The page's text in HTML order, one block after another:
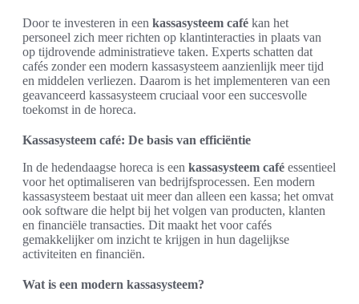
Door te investeren in een kassasysteem café kan het
personeel zich meer richten op klantinteracties in plaats van
op tijdrovende administratieve taken. Experts schatten dat
cafés zonder een modern kassasysteem aanzienlijk meer tijd
en middelen verliezen. Daarom is het implementeren van een
geavanceerd kassasysteem cruciaal voor een succesvolle
toekomst in de horeca.
Kassasysteem café: De basis van efficiëntie
In de hedendaagse horeca is een kassasysteem café essentieel
voor het optimaliseren van bedrijfsprocessen. Een modern
kassasysteem bestaat uit meer dan alleen een kassa; het omvat
ook software die helpt bij het volgen van producten, klanten
en financiële transacties. Dit maakt het voor cafés
gemakkelijker om inzicht te krijgen in hun dagelijkse
activiteiten en financiën.
Wat is een modern kassasysteem?